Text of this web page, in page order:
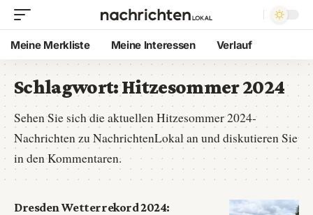
Meine Merkliste Meine Interessen Verlauf
Schlagwort:Hitzesommer 2024
Sehen Sie sich die aktuellen Hitzesommer 2024-
Nachrichten zu NachrichtenLokal an und diskutieren Sie
in den Kommentaren.
Dresden Wetterrekord 2024: